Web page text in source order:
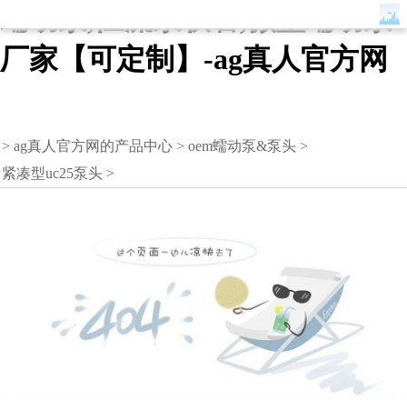
蠕动泵,恒流泵软管,微型蠕动泵
厂家【可定制】-ag真人官方网
>ag真人官方网的产品中心 >oem蠕动泵&泵头 >
紧凑型uc25泵头 >